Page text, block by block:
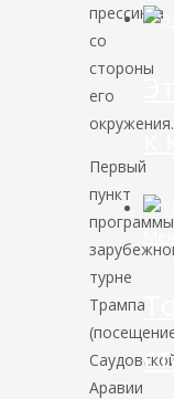
прессинга
со
стороны
его
окружения.
Первый
пункт
программы
турне
Трампа
Аравии
к